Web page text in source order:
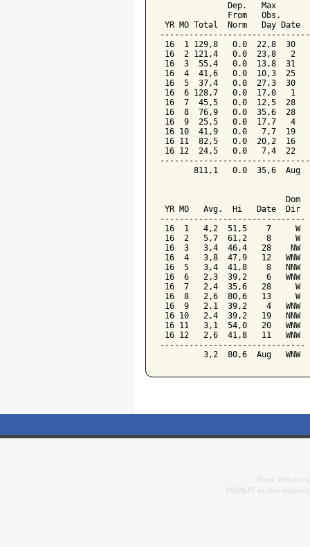
Dep.   Max
From   Obs.
YR MO Total  Norm   Day
16  1 129,8   0.0  22,8  30
16  2 121,4   0.0  23,8   2
16  3  55,4   0.0  13,8  31
16  4  41,6   0.0  10,3  25
16  5  37,4   0.0  27,3  30
16  6 128,7   0.0  17,0   1
16  7  45,5   0.0  12,5  28
16  8  76,9   0.0  35,6  28
16  9  25,5   0.0  17,7   4
16 10  41,9   0.0   7,7  19
16 11  82,5   0.0  20,2  16
16 12  24,5   0.0   7,4  22
811,1   0.0  35,6  Aug
                          Dom
YR MO   Avg.  Hi   Date  Dir
------------------------------
16  1   4,2  51,5    7     W
16  2   5,7  61,2    8     W
16  3   3,4  46,4   28    NW
16  4   3,8  47,9   12   WNW
16  5   3,4  41,8    8   NNW
16  6   2,3  39,2    6   WNW
16  7   2,4  35,6   28     W
16  8   2,6  80,6   13     W
16  9   2,1  39,2    4   WNW
16 10   2,4  39,2   19   NNW
16 11   3,1  54,0   20   WNW
16 12   2,6  41,8   11   WNW
------------------------------